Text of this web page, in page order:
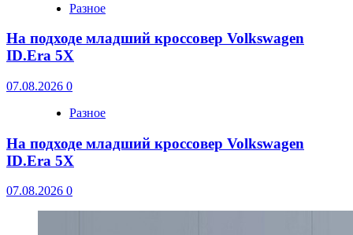
Разное
На подходе младший кроссовер Volkswagen
ID.Era 5X
07.08.2026 0
Разное
На подходе младший кроссовер Volkswagen
ID.Era 5X
07.08.2026 0